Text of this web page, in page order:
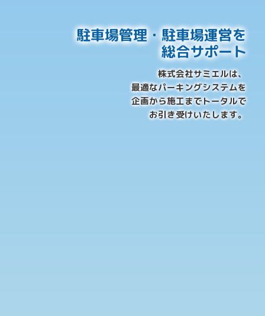
駐車場管理・駐車場運営を
総合サポート
株式会社サミエルは、
最適なパーキングシステムを
企画から施工までトータルで
お引き受けいたします。